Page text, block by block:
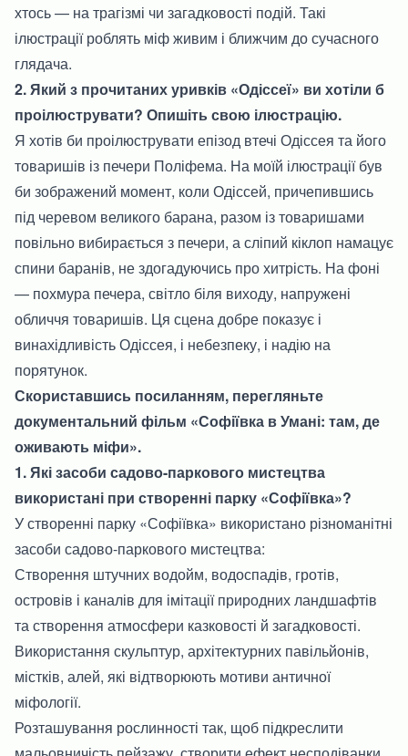
хтось — на трагізмі чи загадковості подій. Такі
ілюстрації роблять міф живим і ближчим до сучасного
глядача.
2. Який з прочитаних уривків «Одіссеї» ви хотіли б
проілюструвати? Опишіть свою ілюстрацію.
Я хотів би проілюструвати епізод втечі Одіссея та його
товаришів із печери Поліфема. На моїй ілюстрації був
би зображений момент, коли Одіссей, причепившись
під черевом великого барана, разом із товаришами
повільно вибирається з печери, а сліпий кіклоп намацує
спини баранів, не здогадуючись про хитрість. На фоні
— похмура печера, світло біля виходу, напружені
обличчя товаришів. Ця сцена добре показує і
винахідливість Одіссея, і небезпеку, і надію на
порятунок.
Скориставшись посиланням, перегляньте
документальний фільм «Софіївка в Умані: там, де
оживають міфи».
1. Які засоби садово-паркового мистецтва
використані при створенні парку «Софіївка»?
У створенні парку «Софіївка» використано різноманітні
засоби садово-паркового мистецтва:
Створення штучних водойм, водоспадів, гротів,
островів і каналів для імітації природних ландшафтів
та створення атмосфери казковості й загадковості.
Використання скульптур, архітектурних павільйонів,
містків, алей, які відтворюють мотиви античної
міфології.
Розташування рослинності так, щоб підкреслити